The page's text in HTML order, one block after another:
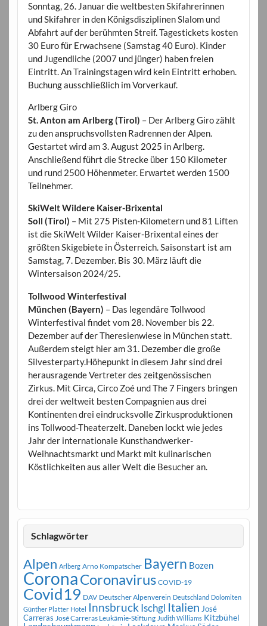
Sonntag, 26. Januar die weltbesten Skifahrerinnen
und Skifahrer in den Königsdisziplinen Slalom und
Abfahrt auf der berühmten Streif. Tagestickets kosten
30 Euro für Erwachsene (Samstag 40 Euro). Kinder
und Jugendliche (2007 und jünger) haben freien
Eintritt. An Trainingstagen wird kein Eintritt erhoben.
Buchung ausschließlich im Vorverkauf.
Arlberg Giro
St. Anton am Arlberg (Tirol) – Der Arlberg Giro zählt
zu den anspruchsvollsten Radrennen der Alpen.
Gestartet wird am 3. August 2025 in Arlberg.
Anschließend führt die Strecke über 150 Kilometer
und rund 2500 Höhenmeter. Erwartet werden 1500
Teilnehmer.
SkiWelt Wildere Kaiser-Brixental
Soll (Tirol) – Mit 275 Pisten-Kilometern und 81 Liften
ist die SkiWelt Wilder Kaiser-Brixental eines der
größten Skigebiete in Österreich. Saisonstart ist am
Samstag, 7. Dezember. Bis 30. März läuft die
Wintersaison 2024/25.
Tollwood Winterfestival
München (Bayern) – Das legendäre Tollwood
Winterfestival findet vom 28. November bis 22.
Dezember auf der Theresienwiese in München statt.
Außerdem steigt hier am 31. Dezember die große
Silvesterparty.Höhepunkt in diesem Jahr sind drei
herausragende Vertreter des zeitgenössischen
Zirkus. Mit Circa, Circo Zoé und The 7 Fingers bringen
drei der weltweit besten Compagnien aus drei
Kontinenten drei eindrucksvolle Zirkusproduktionen
ins Tollwood-Theaterzelt. Daneben lockt wie jedes
Jahr der internationale Kunsthandwerker-
Weihnachtsmarkt und Markt mit kulinarischen
Köstlichkeiten aus aller Welt die Besucher an.
Schlagwörter
Alpen Arlberg Arno Kompatscher Bayern Bozen
CoronaCoronavirus COVID-19
Covid19 DAV Deutscher Alpenverein Deutschland Dolomiten
Günther Platter Hotel Innsbruck Ischgl Italien José
Carreras José Carreras Leukämie-Stiftung Judith Williams Kitzbühel